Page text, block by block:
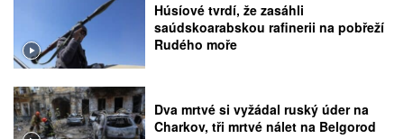
Húsíové tvrdí, že zasáhli
saúdskoarabskou rafinerii na pobřeží
Rudého moře
Dva mrtvé si vyžádal ruský úder na
Charkov, tři mrtvé nálet na Belgorod